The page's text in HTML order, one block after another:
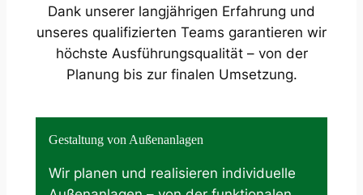
Dank unserer langjährigen Erfahrung und
unseres qualifizierten Teams garantieren wir
höchste Ausführungsqualität – von der
Planung bis zur finalen Umsetzung.
Gestaltung von Außenanlagen
Wir planen und realisieren individuelle